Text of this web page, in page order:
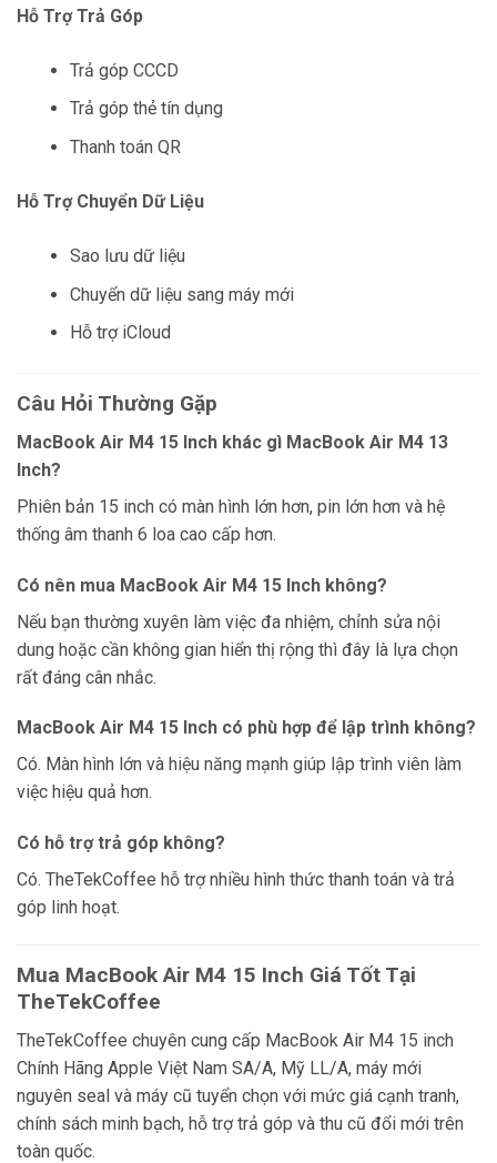
Hỗ Trợ Trả Góp
Trả góp CCCD
Trả góp thẻ tín dụng
Thanh toán QR
Hỗ Trợ Chuyển Dữ Liệu
Sao lưu dữ liệu
Chuyển dữ liệu sang máy mới
Hỗ trợ iCloud
Câu Hỏi Thường Gặp
MacBook Air M4 15 Inch khác gì MacBook Air M4 13
Inch?
Phiên bản 15 inch có màn hình lớn hơn, pin lớn hơn và hệ
thống âm thanh 6 loa cao cấp hơn.
Có nên mua MacBook Air M4 15 Inch không?
Nếu bạn thường xuyên làm việc đa nhiệm, chỉnh sửa nội
dung hoặc cần không gian hiển thị rộng thì đây là lựa chọn
rất đáng cân nhắc.
MacBook Air M4 15 Inch có phù hợp để lập trình không?
Có. Màn hình lớn và hiệu năng mạnh giúp lập trình viên làm
việc hiệu quả hơn.
Có hỗ trợ trả góp không?
Có. TheTekCoffee hỗ trợ nhiều hình thức thanh toán và trả
góp linh hoạt.
Mua MacBook Air M4 15 Inch Giá Tốt Tại
TheTekCoffee
TheTekCoffee chuyên cung cấp MacBook Air M4 15 inch
Chính Hãng Apple Việt Nam SA/A, Mỹ LL/A, máy mới
nguyên seal và máy cũ tuyển chọn với mức giá cạnh tranh,
chính sách minh bạch, hỗ trợ trả góp và thu cũ đổi mới trên
toàn quốc.